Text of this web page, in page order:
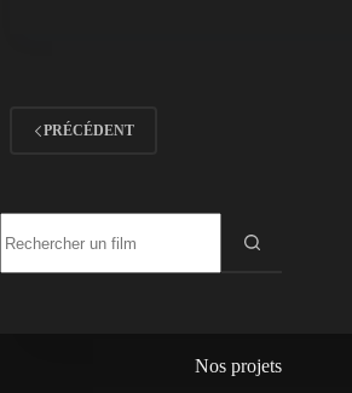
PRÉCÉDENT
résultat
Nos projets